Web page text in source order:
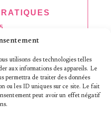
utilisons des technologies telles
aux informations des appareils. Le
permettra de traiter des données
ou les ID uniques sur ce site. Le fait
peut avoir un effet négatif